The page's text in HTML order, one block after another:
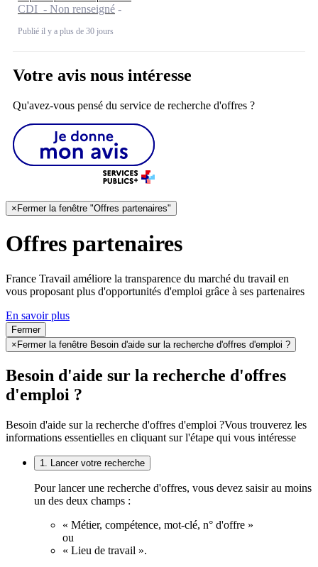
CDI - Non renseigné
Publié il y a plus de 30 jours
Votre avis nous intéresse
Qu'avez-vous pensé du service de recherche d'offres ?
× Fermer la fenêtre "Offres partenaires"
Offres partenaires
France Travail améliore la transparence du marché du travail en
vous proposant plus d'opportunités d'emploi grâce à ses partenaires
En savoir plus
Fermer
×Fermer la fenêtre Besoin d'aide sur la recherche d'offres d'emploi ?
Besoin d'aide sur la recherche d'offres
d'emploi ?
Besoin d'aide sur la recherche d'offres d'emploi ?Vous trouverez les
informations essentielles en cliquant sur l'étape qui vous intéresse
1. Lancer votre recherche
Pour lancer une recherche d'offres, vous devez saisir au moins
un des deux champs :
« Métier, compétence, mot-clé, n° d'offre »
ou
« Lieu de travail ».